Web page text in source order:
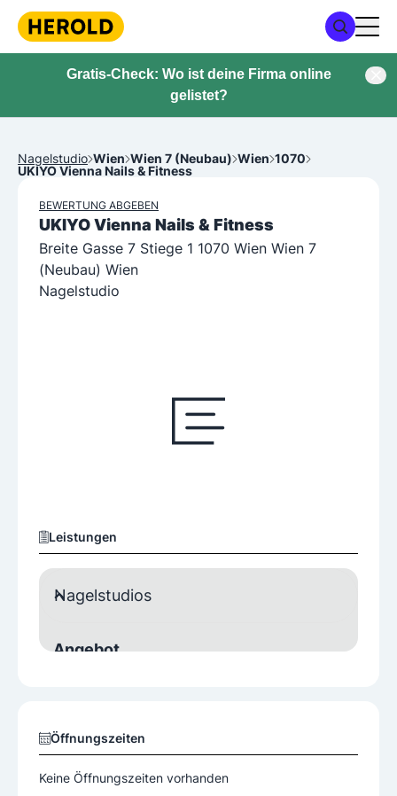
Gratis-Check: Wo ist deine Firma online
gelistet?
Nagelstudio Wien Wien 7 (Neubau) Wien 1070
UKIYO Vienna Nails & Fitness
BEWERTUNG ABGEBEN
UKIYO Vienna Nails & Fitness
Breite Gasse 7 Stiege 1 1070 Wien Wien 7
(Neubau) Wien
Nagelstudio
Leistungen
Nagelstudios
Angebot
Nageldesgin-Entfernung
Nägel auffüllen
Pediküre
Öffnungszeiten
Keine Öffnungszeiten vorhanden